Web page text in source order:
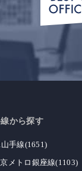
から探す
山手線(1651)
メトロ銀座線(1103)